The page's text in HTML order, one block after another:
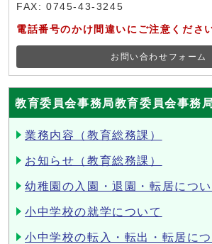
FAX: 0745-43-3245
電話番号のかけ間違いにご注意くださ
お問い合わせフォーム
教育委員会事務局教育委員会事務
業務内容（教育総務課）
お知らせ（教育総務課）
幼稚園の入園・退園・転居につい
小中学校の就学について
小中学校の転入・転出・転居に